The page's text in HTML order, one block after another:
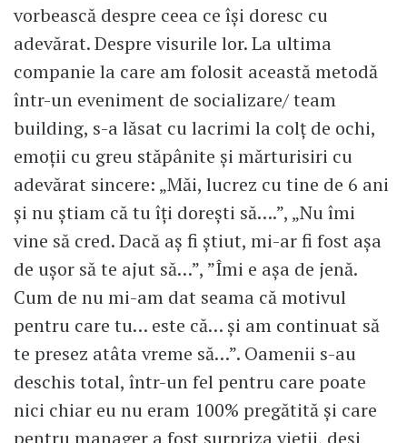
vorbească despre ceea ce îşi doresc cu
adevărat. Despre visurile lor. La ultima
companie la care am folosit această metodă
într-un eveniment de socializare/ team
building, s-a lăsat cu lacrimi la colţ de ochi,
emoţii cu greu stăpânite şi mărturisiri cu
adevărat sincere: „Măi, lucrez cu tine de 6 ani
şi nu ştiam că tu îţi doreşti să….”, „Nu îmi
vine să cred. Dacă aş fi ştiut, mi-ar fi fost aşa
de uşor să te ajut să…”, ”Îmi e aşa de jenă.
Cum de nu mi-am dat seama că motivul
pentru care tu… este că… şi am continuat să
te presez atâta vreme să…”. Oamenii s-au
deschis total, într-un fel pentru care poate
nici chiar eu nu eram 100% pregătită şi care
pentru manager a fost surpriza vieţii, deşi